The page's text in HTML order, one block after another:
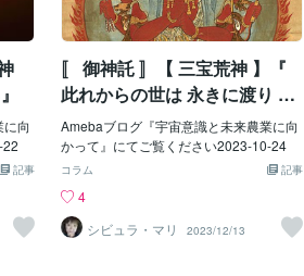
向
記事
〚 御神託 〛【 三宝荒神 】『
此れからの世は 永きに渡り 光
へと向かう 』
Amebaブログ『宇宙意識と未来農業に向
かって』にてご覧ください2023-10-24
記事
コラム
4
シビュラ・マリ
2023/12/13